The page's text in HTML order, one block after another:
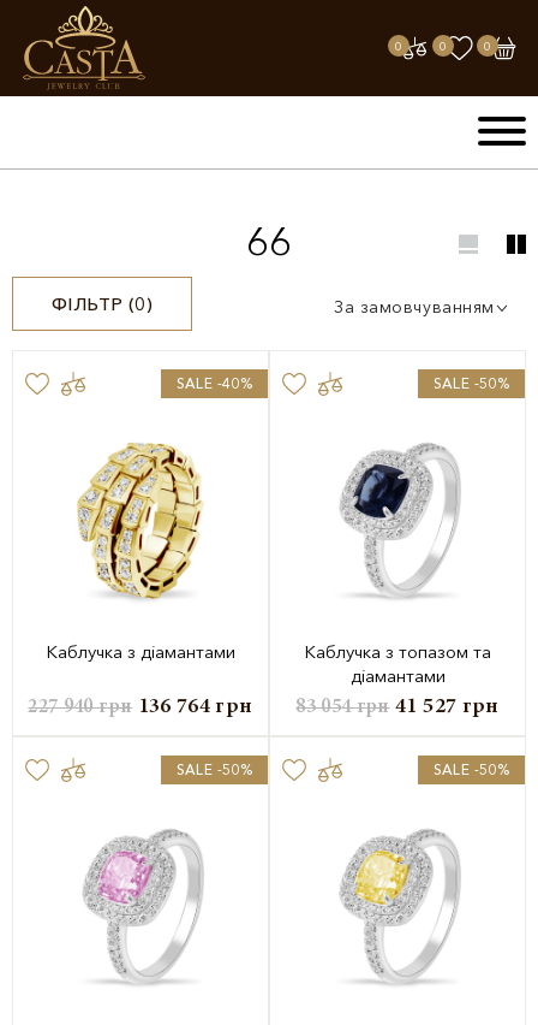
0 0 0
66
ФІЛЬТР (0) За замовчуванням
SALE -40%
Каблучка з діамантами
227 940грн 136 764грн
SALE -50%
Каблучка з топазом та
діамантами
83 054грн 41 527 грн
SALE -50% SALE -50%